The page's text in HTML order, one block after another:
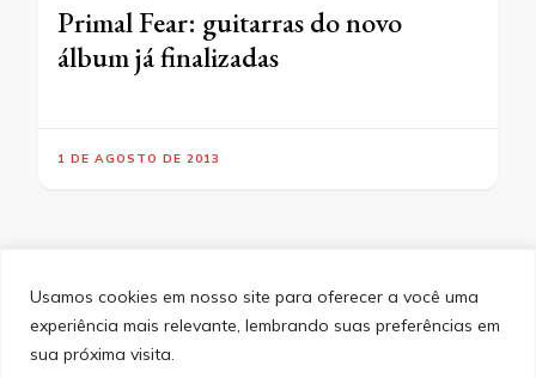
Usamos cookies em nosso site para oferecer a você uma
experiência mais relevante, lembrando suas preferências em
sua próxima visita.
Primal Fear: guitarras do novo
álbum já finalizadas
1 DE AGOSTO DE 2013
SITEMAP POLÍTICA DE PRIVACIDADE
EQUIPE